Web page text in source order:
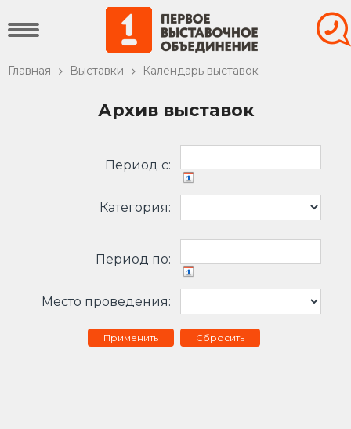
Главная Выставки Календарь выставок
Архив выставок
Период c:
Категория:
Период по:
Место проведения:
Сбросить